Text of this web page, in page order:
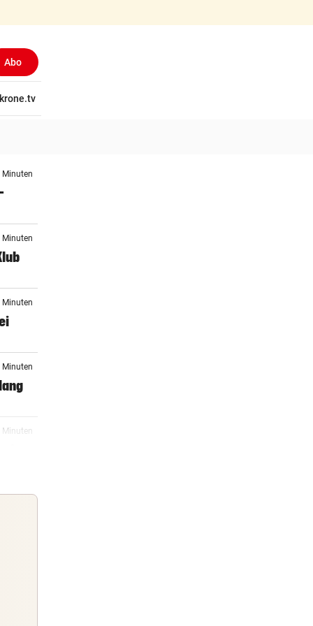
Abo
krone.tv
Minuten
Minuten
Minuten
Minuten
Minuten
Minuten